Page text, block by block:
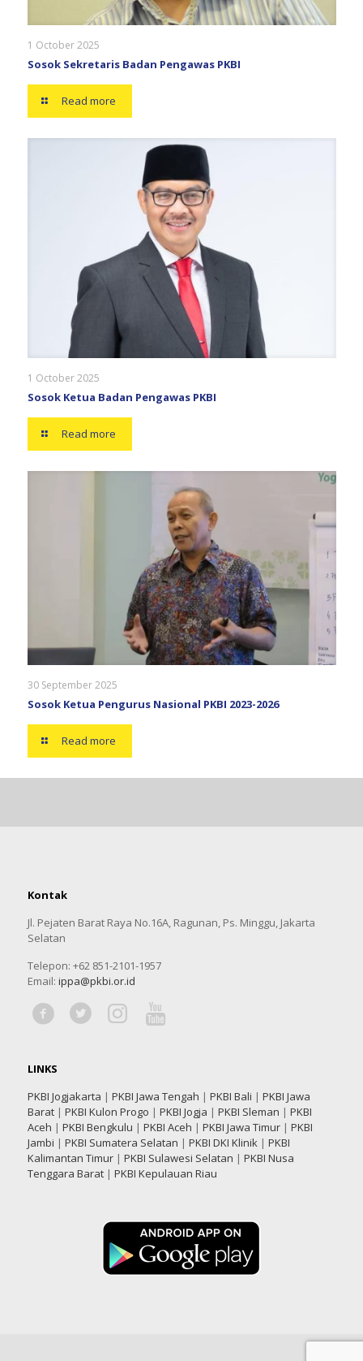
1 October 2025
Sosok Sekretaris Badan Pengawas PKBI
Read more
1 October 2025
Sosok Ketua Badan Pengawas PKBI
Read more
30 September 2025
Sosok Ketua Pengurus Nasional PKBI 2023-2026
Read more
Kontak
Jl. Pejaten Barat Raya No.16A, Ragunan, Ps. Minggu, Jakarta
Selatan
Telepon: +62 851-2101-1957
Email: ippa@pkbi.or.id
LINKS
PKBI Jogjakarta | PKBI Jawa Tengah | PKBI Bali | PKBI Jawa
Barat| PKBI Kulon Progo | PKBI Jogja | PKBI Sleman | PKBI
Aceh | PKBI Bengkulu | PKBI Aceh | PKBI Jawa Timur| PKBI
Jambi | PKBI Sumatera Selatan | PKBI DKI Klinik| PKBI
Kalimantan Timur| PKBI Sulawesi Selatan | PKBI Nusa
Tenggara Barat| PKBI Kepulauan Riau